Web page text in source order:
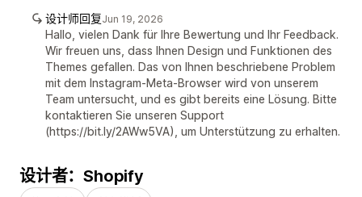
设计师回复Jun 19, 2026
Hallo, vielen Dank für Ihre Bewertung und Ihr Feedback.
Wir freuen uns, dass Ihnen Design und Funktionen des
Themes gefallen. Das von Ihnen beschriebene Problem
mit dem Instagram-Meta-Browser wird von unserem
Team untersucht, und es gibt bereits eine Lösung. Bitte
kontaktieren Sie unseren Support
(https://bit.ly/2AWw5VA), um Unterstützung zu erhalten.
设计者：Shopify